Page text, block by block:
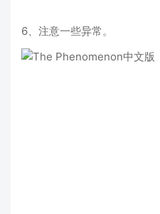
6、注意一些异常。